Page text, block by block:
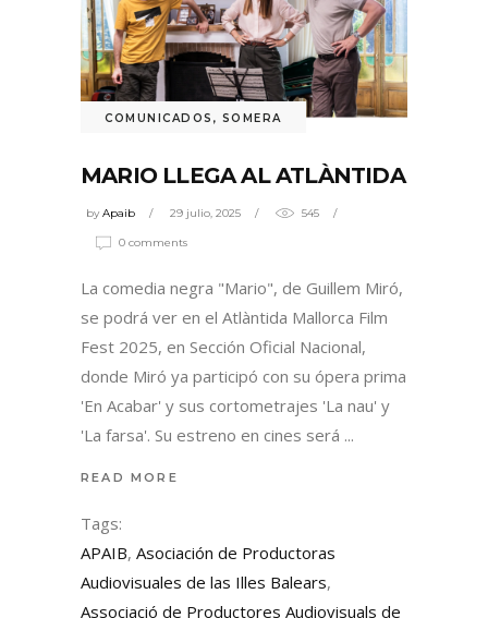
COMUNICADOS , SOMERA
MARIO LLEGA AL ATLÀNTIDA
byApaib 29 julio, 2025 545
0 comments
La comedia negra "Mario", de Guillem Miró,
se podrá ver en el Atlàntida Mallorca Film
Fest 2025, en Sección Oficial Nacional,
donde Miró ya participó con su ópera prima
'En Acabar' y sus cortometrajes 'La nau' y
'La farsa'. Su estreno en cines será
READ MORE
Tags:
APAIB, Asociación de Productoras
Audiovisuales de las Illes Balears,
Associació de Productores Audiovisuals de